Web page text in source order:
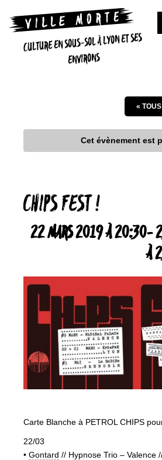
CULTURE EN SOUS-SOL À LYON ET SES
ENVIRONS
«
Cet évènement est
CHIPS FEST !
22 MARS 2019 À 20:30-
À
Carte Blanche à PETROL CHIPS
22/03
• Gontard // Hypnose Trio – Valence